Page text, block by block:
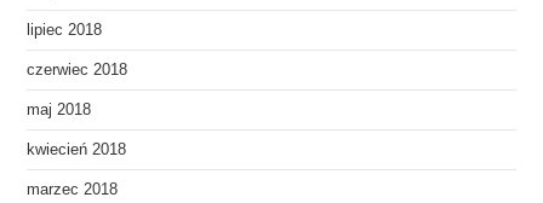
lipiec 2018
czerwiec 2018
maj 2018
kwiecień 2018
marzec 2018